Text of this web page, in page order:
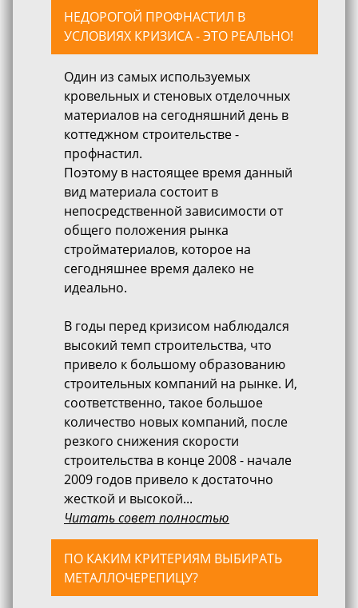
НЕДОРОГОЙ ПРОФНАСТИЛ В
УСЛОВИЯХ КРИЗИСА - ЭТО РЕАЛЬНО!
Один из самых используемых
кровельных и стеновых отделочных
материалов на сегодняшний день в
коттеджном строительстве -
профнастил.
Поэтому в настоящее время данный
вид материала состоит в
непосредственной зависимости от
общего положения рынка
стройматериалов, которое на
сегодняшнее время далеко не
идеально.
В годы перед кризисом наблюдался
высокий темп строительства, что
привело к большому образованию
строительных компаний на рынке. И,
соответственно, такое большое
количество новых компаний, после
резкого снижения скорости
строительства в конце 2008 - начале
2009 годов привело к достаточно
жесткой и высокой...
Читать совет полностью
ПО КАКИМ КРИТЕРИЯМ ВЫБИРАТЬ
МЕТАЛЛОЧЕРЕПИЦУ?